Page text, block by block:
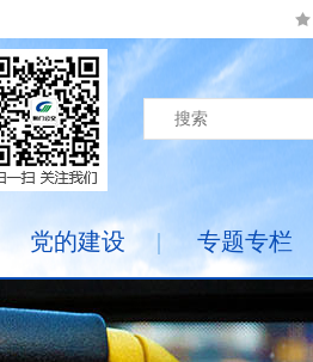
党的建设 | 专题专栏